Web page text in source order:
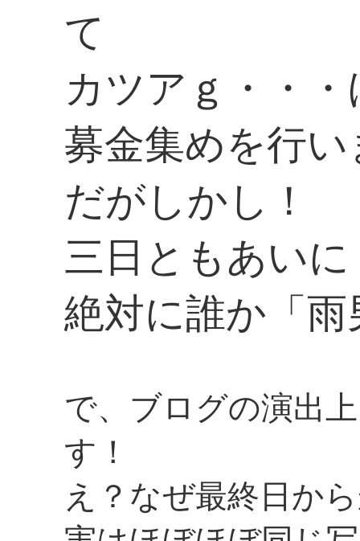
て
カツアｇ・・
募金集めを行
だがしかし！
三日ともあい
絶対に誰か「
で、ブログの演出
す！
え？なぜ最終日か